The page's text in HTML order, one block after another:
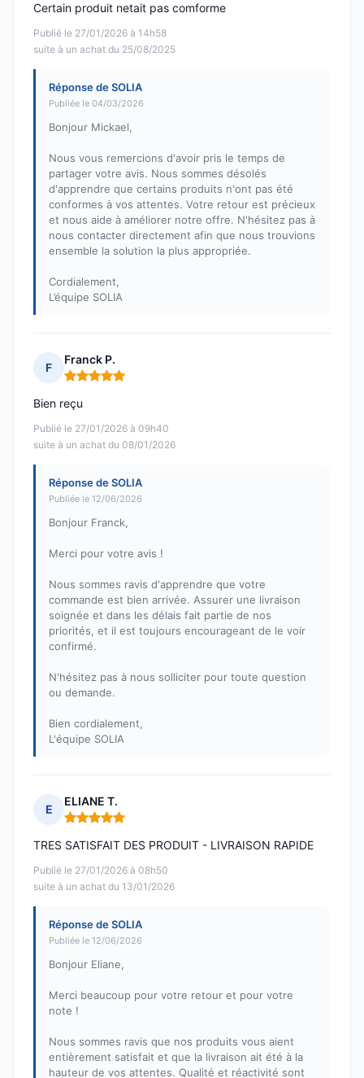
Publié le 27/01/2026 à 14h58
suite à un achat du 25/08/2025
Certain produit netait pas comforme
Réponse de SOLIA
Publiée le 04/03/2026
Bonjour Mickael,
Nous vous remercions d'avoir pris le temps de
partager votre avis. Nous sommes désolés
d'apprendre que certains produits n'ont pas été
conformes à vos attentes. Votre retour est précieux
et nous aide à améliorer notre offre. N'hésitez pas à
nous contacter directement afin que nous trouvions
ensemble la solution la plus appropriée.
Cordialement,
L’équipe SOLIA
F
Franck P.
Note : 5 sur 5
Publié le 27/01/2026 à 09h40
suite à un achat du 08/01/2026
Bien reçu
Réponse de SOLIA
Publiée le 12/06/2026
Bonjour Franck,
Merci pour votre avis !
Nous sommes ravis d'apprendre que votre
commande est bien arrivée. Assurer une livraison
soignée et dans les délais fait partie de nos
priorités, et il est toujours encourageant de le voir
confirmé.
N'hésitez pas à nous solliciter pour toute question
ou demande.
Bien cordialement,
L'équipe SOLIA
E
ELIANE T.
Note : 5 sur 5
Publié le 27/01/2026 à 08h50
suite à un achat du 13/01/2026
TRES SATISFAIT DES PRODUIT - LIVRAISON RAPIDE
Réponse de SOLIA
Publiée le 12/06/2026
Bonjour Eliane,
Merci beaucoup pour votre retour et pour votre
note !
Nous sommes ravis que nos produits vous aient
entièrement satisfait et que la livraison ait été à la
hauteur de vos attentes. Qualité et réactivité sont